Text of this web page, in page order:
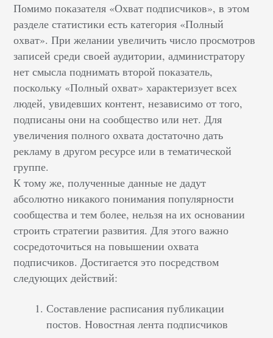
Помимо показателя «Охват подписчиков», в этом
разделе статистики есть категория «Полный
охват». При желании увеличить число просмотров
записей среди своей аудитории, администратору
нет смысла поднимать второй показатель,
поскольку «Полный охват» характеризует всех
людей, увидевших контент, независимо от того,
подписаны они на сообщество или нет. Для
увеличения полного охвата достаточно дать
рекламу в другом ресурсе или в тематической
группе.
К тому же, полученные данные не дадут
абсолютно никакого понимания популярности
сообщества и тем более, нельзя на их основании
строить стратегии развития. Для этого важно
сосредоточиться на повышении охвата
подписчиков. Достигается это посредством
следующих действий:
Составление расписания публикации
постов. Новостная лента подписчиков